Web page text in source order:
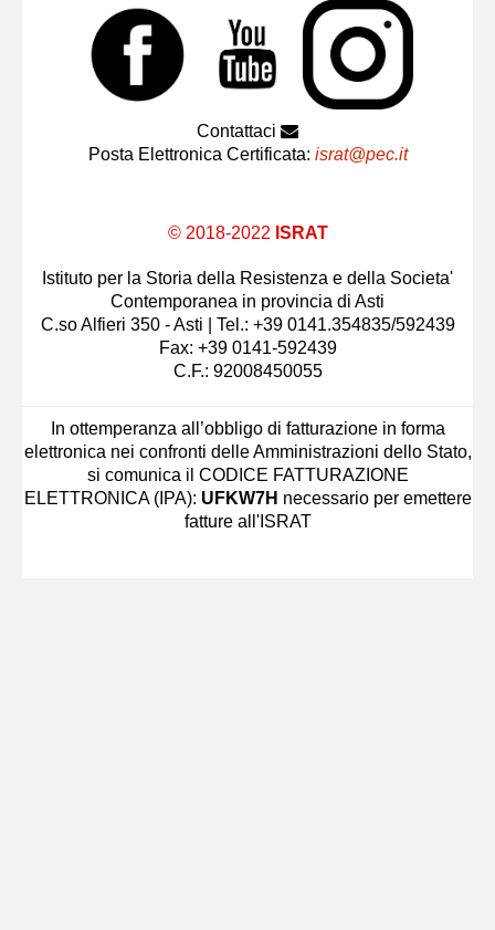
Contattaci
Posta Elettronica Certificata: israt@pec.it
© 2018-2022 ISRAT
Istituto per la Storia della Resistenza e della Societa'
Contemporanea in provincia di Asti
C.so Alfieri 350 - Asti | Tel.: +39 0141.354835/592439
Fax: +39 0141-592439
C.F.: 92008450055
In ottemperanza all’obbligo di fatturazione in forma
elettronica nei confronti delle Amministrazioni dello Stato,
si comunica il CODICE FATTURAZIONE
ELETTRONICA (IPA): UFKW7H necessario per emettere
fatture all'ISRAT